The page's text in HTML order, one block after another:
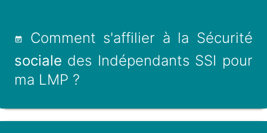
Comment s'affilier à la Sécurité
sociale des Indépendants SSI pour
ma LMP ?